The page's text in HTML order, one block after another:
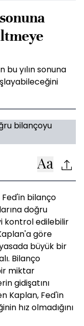
bu yılın sonuna
Fed'in bilanço
doğru
kontrol edilebilir
göre
büyük bir
Bilanço
miktar
gidişatını
Kaplan, Fed'in
hız olmadığını